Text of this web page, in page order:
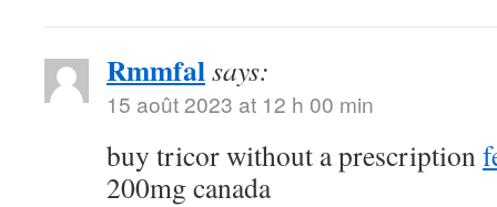
Rmmfalsays:
15 août 2023 at 12 h 00 min
buy tricor without a prescription
200mg canada